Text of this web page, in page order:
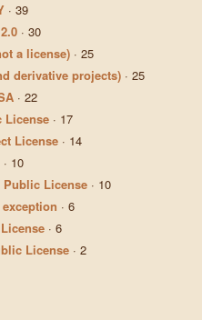
· 39
· 30
a license)· 25
derivative projects)· 25
· 22
License· 17
License · 14
· 10
Public License· 10
· 6
· 6
License · 2